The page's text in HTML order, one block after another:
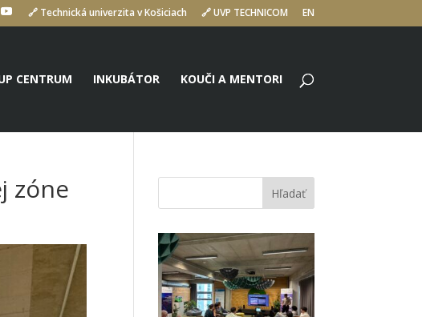
🔗 Technická univerzita v Košiciach 🔗 UVP TECHNICOM EN
CENTRUM INKUBÁTOR KOUČI A MENTORI
zóne Hľadať